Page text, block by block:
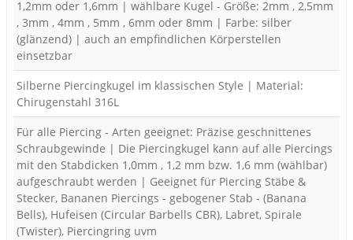
1,2mm oder 1,6mm | wählbare Kugel - Größe: 2mm , 2,5mm
, 3mm , 4mm , 5mm , 6mm oder 8mm | Farbe: silber
(glänzend) | auch an empfindlichen Körperstellen
einsetzbar
Silberne Piercingkugel im klassischen Style | Material:
Chirugenstahl 316L
Für alle Piercing - Arten geeignet: Präzise geschnittenes
Schraubgewinde | Die Piercingkugel kann auf alle Piercings
mit den Stabdicken 1,0mm , 1,2 mm bzw. 1,6 mm (wählbar)
aufgeschraubt werden | Geeignet für Piercing Stäbe &
Stecker, Bananen Piercings - gebogener Stab - (Banana
Bells), Hufeisen (Circular Barbells CBR), Labret, Spirale
(Twister), Piercingring uvm